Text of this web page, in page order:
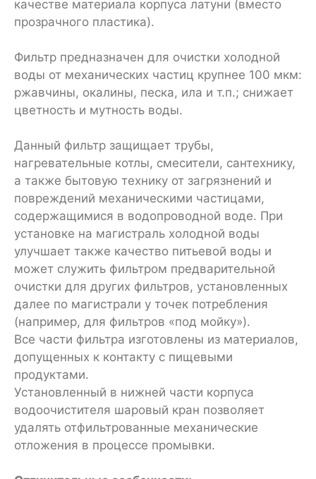
качестве материала корпуса латуни (вместо
прозрачного пластика).
Фильтр предназначен для очистки холодной
воды от механических частиц крупнее 100 мкм:
ржавчины, окалины, песка, ила и т.п.; снижает
цветность и мутность воды.
Данный фильтр защищает трубы,
нагревательные котлы, смесители, сантехнику,
а также бытовую технику от загрязнений и
повреждений механическими частицами,
содержащимися в водопроводной воде. При
установке на магистраль холодной воды
улучшает также качество питьевой воды и
может служить фильтром предварительной
очистки для других фильтров, установленных
далее по магистрали у точек потребления
(например, для фильтров «под мойку»).
Все части фильтра изготовлены из материалов,
допущенных к контакту с пищевыми
продуктами.
Установленный в нижней части корпуса
водоочистителя шаровый кран позволяет
удалять отфильтрованные механические
отложения в процессе промывки.